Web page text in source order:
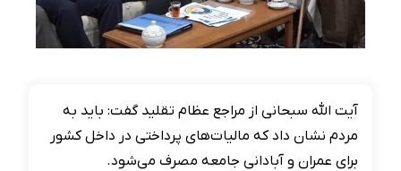
آیت الله سبحانی از مراجع عظام تقلید گفت: باید به
مردم نشان داد که مالیات‌های پرداختی در داخل کشور
برای عمران و آبادانی جامعه مصرف می‌شود.